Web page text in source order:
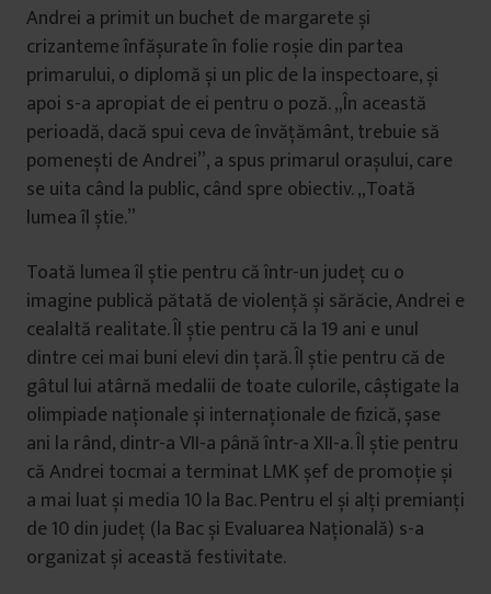
Andrei a primit un buchet de margarete și
crizanteme înfășurate în folie roșie din partea
primarului, o diplomă și un plic de la inspectoare, și
apoi s-a apropiat de ei pentru o poză. „În această
perioadă, dacă spui ceva de învățământ, trebuie să
pomenești de Andrei”, a spus primarul orașului, care
se uita când la public, când spre obiectiv. „Toată
lumea îl știe.”
Toată lumea îl știe pentru că într-un județ cu o
imagine publică pătată de violență și sărăcie, Andrei e
cealaltă realitate. Îl știe pentru că la 19 ani e unul
dintre cei mai buni elevi din țară. Îl știe pentru că de
gâtul lui atârnă medalii de toate culorile, câștigate la
olimpiade naționale și internaționale de fizică, șase
ani la rând, dintr-a VII-a până într-a XII-a. Îl știe pentru
că Andrei tocmai a terminat LMK șef de promoție și
a mai luat și media 10 la Bac. Pentru el și alți premianți
de 10 din județ (la Bac și Evaluarea Națională) s-a
organizat și această festivitate.